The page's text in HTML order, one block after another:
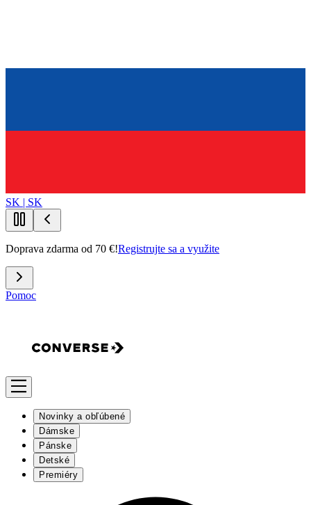
SK | SK
Doprava zdarma od 70 €!Registrujte sa a využite
Pomoc
Novinky a obľúbené
Dámske
Pánske
Detské
Premiéry